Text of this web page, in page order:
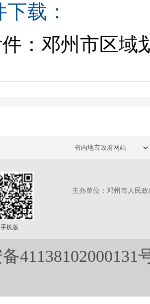
载：
：邓州市区域
手机版
主办单位：邓州市人民
41138102000131